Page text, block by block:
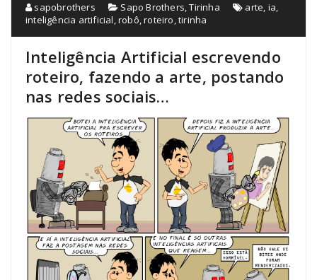
sapobrothers Sapo Brothers,Tirinha arte, ia,
inteligência artificial,robô,roteiro,tirinha
Inteligência Artificial escrevendo
roteiro, fazendo a arte, postando
nas redes sociais…